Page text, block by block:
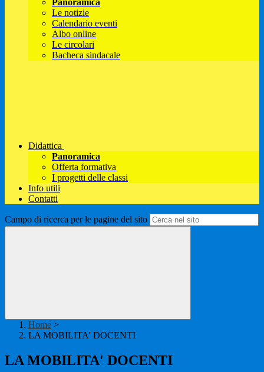
Panoramica
Le notizie
Calendario eventi
Albo online
Le circolari
Bacheca sindacale
Didattica
Panoramica
Offerta formativa
I progetti delle classi
Info utili
Contatti
Campo di ricerca per le pagine del sito
Home >
LA MOBILITA' DOCENTI
LA MOBILITA' DOCENTI